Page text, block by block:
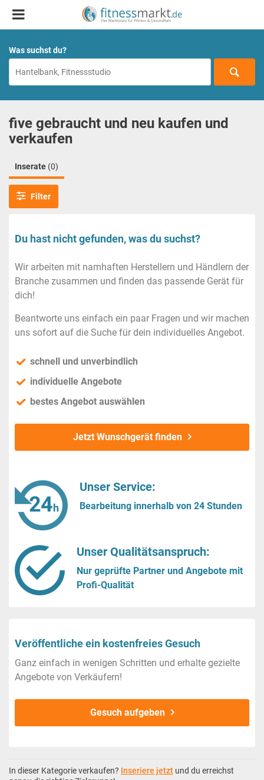
Was suchst du?
five gebraucht und neu kaufen und
verkaufen
Inserate (0)
Filter
Du hast nicht gefunden, was du suchst?
Wir arbeiten mit namhaften Herstellern und Händlern der
Branche zusammen und finden das passende Gerät für
dich!
Beantworte uns einfach ein paar Fragen und wir machen
uns sofort auf die Suche für dein individuelles Angebot.
schnell und unverbindlich
individuelle Angebote
bestes Angebot auswählen
Jetzt Wunschgerät finden
Unser Service:
Bearbeitung innerhalb von 24 Stunden
Unser Qualitätsanspruch:
Nur geprüfte Partner und Angebote mit
Profi-Qualität
Veröffentliche ein kostenfreies Gesuch
Ganz einfach in wenigen Schritten und erhalte gezielte
Angebote von Verkäufern!
Gesuch aufgeben
In dieser Kategorie verkaufen? Inseriere jetzt und du erreichst